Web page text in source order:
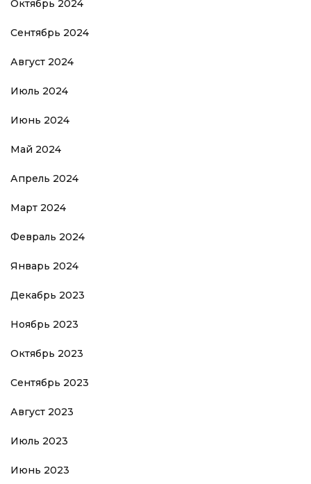
Октябрь 2024
Сентябрь 2024
Август 2024
Июль 2024
Июнь 2024
Май 2024
Апрель 2024
Март 2024
Февраль 2024
Январь 2024
Декабрь 2023
Ноябрь 2023
Октябрь 2023
Сентябрь 2023
Август 2023
Июль 2023
Июнь 2023